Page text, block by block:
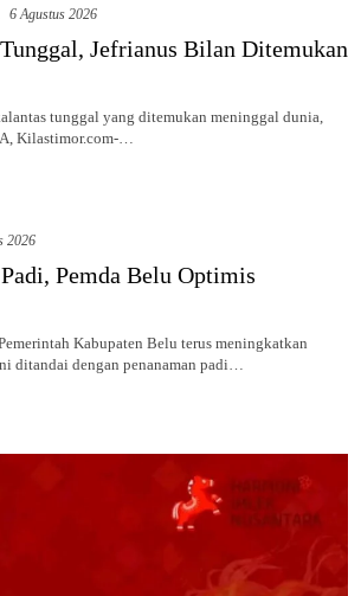
6 Agustus 2026
Jefrianus Bilan Ditemukan
tunggal yang ditemukan meninggal dunia,
Kilastimor.com-…
2026
Pemda Belu Optimis
Kabupaten Belu terus meningkatkan
ditandai dengan penanaman padi…